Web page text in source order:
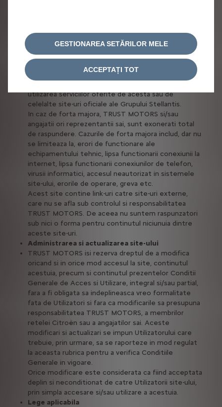
cat mai repede posibil.
In mod expres, Utilizatorii site-ului inteleg si accepta
ca TRUST MOTORS este absolvita de orice
raspundere pentru orice fel de daune directe sau
indirecte, indiferent de natura acestora, rezultate
utilizarea serviciilor oferite de acesta sau de
celelalte site-uri oficiale ale Grupului Stellantis.
In caz de forta majora, TRUST MOTORS si/sau
angajatii ori reprezentantii sai, sunt exonerati total
de raspundere. Cazurile de forta majora includ, dar nu
se limiteaza la, erori de functionare ale
echipamentului tehnic, lipsa functionarii conexiunii la
internet, lipsa functionarii conexiunilor de telefon,
virusii informatici, accesul neautorizat in sistemele
site-ului, erorile de operare, greva etc.
Acest site contine link-uri catre site-uri externe,
care nu se afla sub controlul si responsabilitatea
TRUST MOTORS. De aceea nu suntem raspunzatori
sub nici o forma pentru continutul niciunuia dintre
aceste site-uri.
Administrarea si actualizarea site-ului
TRUST MOTORS isi rezerva dreptul de a modifica
oricand si in orice mod accesul la site, continutul
acestuia, precum si continutul prezentelor Conditii
Generale de Acces si Utilizare, integral si/sau partial,
fara a fi obligata sa indeplineasca vreo formalitate
fata de Utilizatori si fara ca modificarile sa presupuna
responsabilitatea TRUST MOTORS, a membrilor
retelei Citroën sau a angajatilor sai. Aceste
modificari si actualizari se impun Utilizatorului care
trebuie, prin urmare, sa se raporteze in mod regulat
la aceasta rubrica pentru a verifica Conditiile
Generale in vigoare.
Orice modificare este considerata ca fiind acceptata
deplin si neconditionat de catre Utilizatorii site-ului,
prin simpla accesare si/sau utilizare a acestuia.
Lege aplicabila
GESTIONAREA SETĂRILOR MELE
ACCEPTAȚI TOT